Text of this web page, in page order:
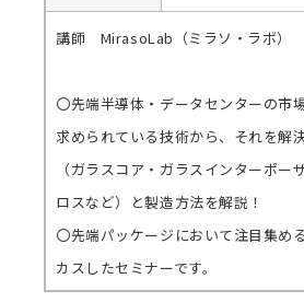
講師 MirasoLab（ミラソ・ラボ）
〇先端半導体・データセンターの市
求められている技術から、それを解
（ガラスコア・ガラスインターポー
ロスなど）と製造方法を解説！
〇先端パッケージにおいて注目集め
カスしたセミナーです。